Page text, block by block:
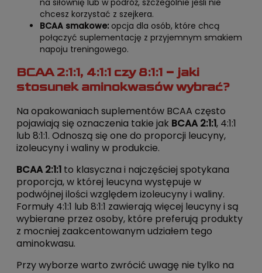
chcesz korzystać z szejkera.
BCAA smakowe: opcja dla osób, które chcą
połączyć suplementację z przyjemnym smakiem
napoju treningowego.
BCAA 2:1:1, 4:1:1 czy 8:1:1 – jaki
stosunek aminokwasów wybrać?
Na opakowaniach suplementów BCAA często
pojawiają się oznaczenia takie jak BCAA 2:1:1, 4:1:1
lub 8:1:1. Odnoszą się one do proporcji leucyny,
izoleucyny i waliny w produkcie.
BCAA 2:1:1 to klasyczna i najczęściej spotykana
proporcja, w której leucyna występuje w
podwójnej ilości względem izoleucyny i waliny.
Formuły 4:1:1 lub 8:1:1 zawierają więcej leucyny i są
wybierane przez osoby, które preferują produkty
z mocniej zaakcentowanym udziałem tego
aminokwasu.
Przy wyborze warto zwrócić uwagę nie tylko na